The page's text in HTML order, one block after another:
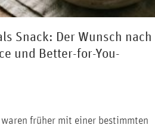
Snack: Der Wunsch nach
und Better-for-You-
früher mit einer bestimmten